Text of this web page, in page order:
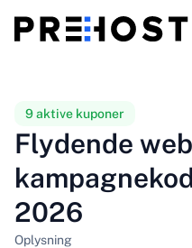
Sammenligninger
Kuponer 324
9 aktive kuponer
Flydende
2026
Oplysning